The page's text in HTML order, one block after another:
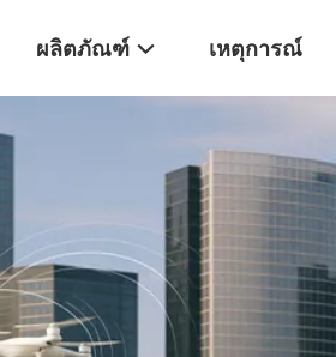
ผลิตภัณฑ์ เหตุการณ์